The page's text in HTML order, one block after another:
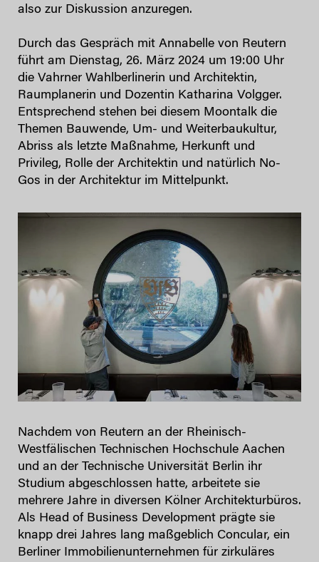
also zur Diskussion anzuregen.
Durch das Gespräch mit Annabelle von Reutern
führt am Dienstag, 26. März 2024 um 19:00 Uhr
die Vahrner Wahlberlinerin und Architektin,
Raumplanerin und Dozentin Katharina Volgger.
Entsprechend stehen bei diesem Moontalk die
Themen Bauwende, Um- und Weiterbaukultur,
Abriss als letzte Maßnahme, Herkunft und
Privileg, Rolle der Architektin und natürlich No-
Gos in der Architektur im Mittelpunkt.
Nachdem von Reutern an der Rheinisch-
Westfälischen Technischen Hochschule Aachen
und an der Technische Universität Berlin ihr
Studium abgeschlossen hatte, arbeitete sie
mehrere Jahre in diversen Kölner Architekturbüros.
Als Head of Business Development prägte sie
knapp drei Jahres lang maßgeblich Concular, ein
Berliner Immobilienunternehmen für zirkuläres